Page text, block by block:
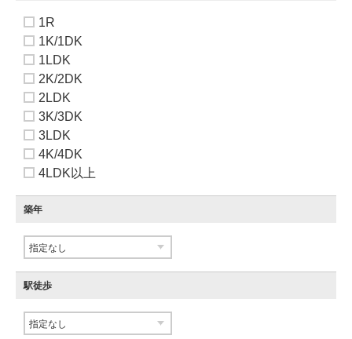
1R
1K/1DK
1LDK
2K/2DK
2LDK
3K/3DK
3LDK
4K/4DK
4LDK以上
築年
駅徒歩